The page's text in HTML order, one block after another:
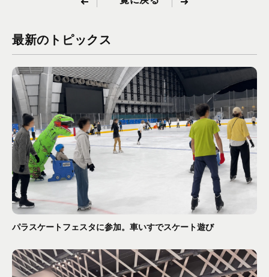
最新のトピックス
パラスケートフェスタに参加。車いすでスケート遊び